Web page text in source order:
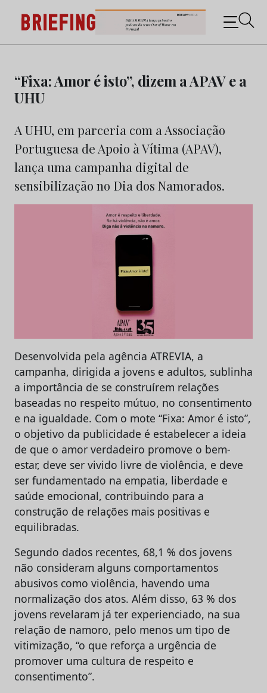
content
Briefing: Todas as notícias sobre os negócios do
Marketing e da Publicidade
“Fixa: Amor é isto”, dizem a APAV e a
UHU
A UHU, em parceria com a Associação
Portuguesa de Apoio à Vítima (APAV),
lança uma campanha digital de
sensibilização no Dia dos Namorados.
Desenvolvida pela agência ATREVIA, a
campanha, dirigida a jovens e adultos, sublinha
a importância de se construírem relações
baseadas no respeito mútuo, no consentimento
e na igualdade. Com o mote “Fixa: Amor é isto”,
o objetivo da publicidade é estabelecer a ideia
de que o amor verdadeiro promove o bem-
estar, deve ser vivido livre de violência, e deve
ser fundamentado na empatia, liberdade e
saúde emocional, contribuindo para a
construção de relações mais positivas e
equilibradas.
Segundo dados recentes, 68,1 % dos jovens
não consideram alguns comportamentos
abusivos como violência, havendo uma
normalização dos atos. Além disso, 63 % dos
jovens revelaram já ter experienciado, na sua
relação de namoro, pelo menos um tipo de
vitimização, “o que reforça a urgência de
promover uma cultura de respeito e
consentimento”.